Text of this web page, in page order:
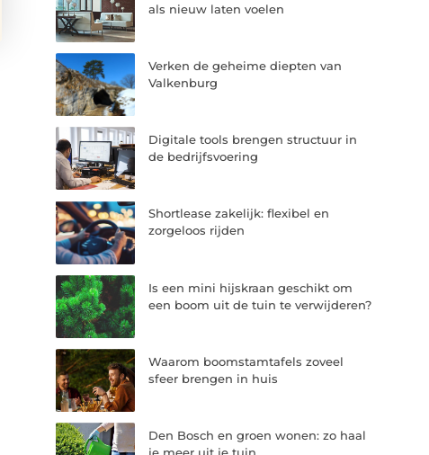
als nieuw laten voelen
Verken de geheime diepten van
Valkenburg
Digitale tools brengen structuur in
de bedrijfsvoering
Shortlease zakelijk: flexibel en
zorgeloos rijden
Is een mini hijskraan geschikt om
een boom uit de tuin te verwijderen?
Waarom boomstamtafels zoveel
sfeer brengen in huis
Den Bosch en groen wonen: zo haal